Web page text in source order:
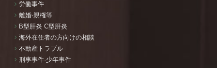
労働事件
離婚·親権等
B型肝炎 C型肝炎
海外在住者の方向けの相談
不動産トラブル
刑事事件·少年事件